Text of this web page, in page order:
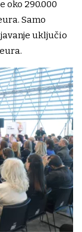
oko 290.000
Samo
uključio